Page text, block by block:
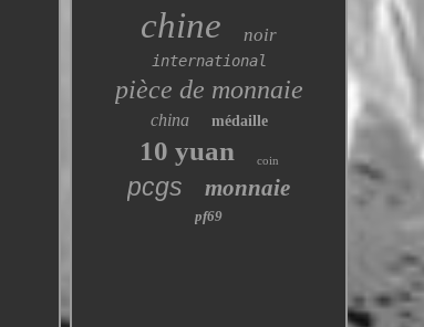
chine noir
international
pièce de monnaie
china médaille
10 yuan coin
pcgs monnaie
pf69